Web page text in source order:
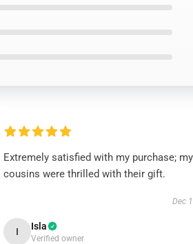
Extremely satisfied with my purchase; my
cousins were thrilled with their gift.
Dec
I Isla
Verified owner